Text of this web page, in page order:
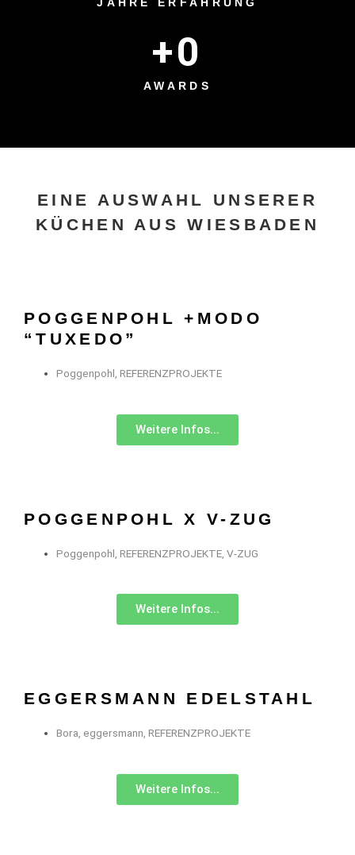
+0
AWARDS
EINE AUSWAHL UNSERER
KÜCHEN AUS WIESBADEN
POGGENPOHL +MODO
“TUXEDO”
Poggenpohl ,REFERENZPROJEKTE
Weitere Infos...
POGGENPOHL X V-ZUG
Poggenpohl ,REFERENZPROJEKTE ,V-ZUG
Weitere Infos...
EGGERSMANN EDELSTAHL
Bora eggersmann ,REFERENZPROJEKTE
Weitere Infos...